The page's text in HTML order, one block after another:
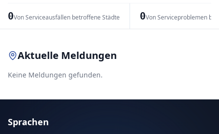
0Von Serviceausfällen betroffene Städte 0Von Serviceproblemen
Aktuelle Meldungen
Keine Meldungen gefunden.
Sprachen